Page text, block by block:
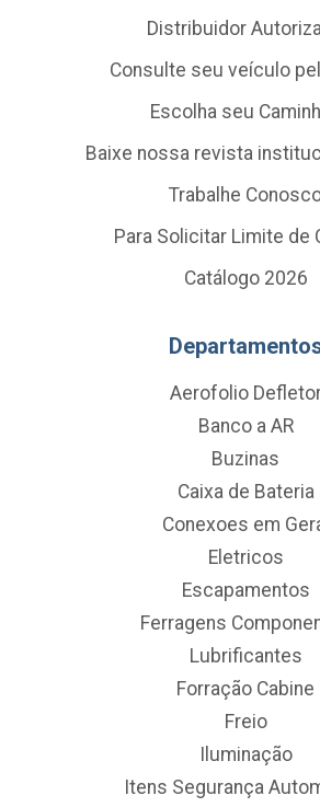
Distribuidor
Consulte seu veículo
Escolha seu
Baixe nossa revista
Trabalhe
Para Solicitar Limite de
Catálogo 2026
Aerofolio
Banco a AR
Buzinas
Caixa de Bateria
Conexoes em
Eletricos
Escapamentos
Ferragens
Lubrificantes
Forração Cabine
Freio
Iluminação
Itens Segurança